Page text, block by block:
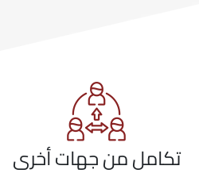
تكامل من جهات أخرى